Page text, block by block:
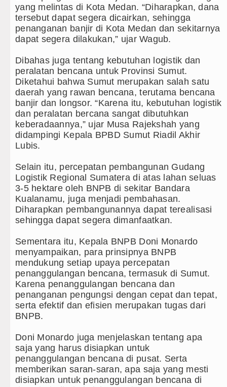
Risiko Tertular HIV/AIDS Melalui
Bertekad Pulang Mantan PM
yang melintas di Kota Medan. “Diharapkan, dana
tersebut dapat segera dicairkan, sehingga
penanganan banjir di Kota Medan dan sekitarnya
dapat segera dilakukan,” ujar Wagub.
Dibahas juga tentang kebutuhan logistik dan
peralatan bencana untuk Provinsi Sumut.
Diketahui bahwa Sumut merupakan salah satu
daerah yang rawan bencana, terutama bencana
banjir dan longsor. “Karena itu, kebutuhan logistik
dan peralatan bercana sangat dibutuhkan
keberadaannya,” ujar Musa Rajekshah yang
didampingi Kepala BPBD Sumut Riadil Akhir
Lubis.
Selain itu, percepatan pembangunan Gudang
Logistik Regional Sumatera di atas lahan seluas
3-5 hektare oleh BNPB di sekitar Bandara
Kualanamu, juga menjadi pembahasan.
Diharapkan pembangunannya dapat terealisasi
sehingga dapat segera dimanfaatkan.
Sementara itu, Kepala BNPB Doni Monardo
menyampaikan, para prinsipnya BNPB
mendukung setiap upaya percepatan
penanggulangan bencana, termasuk di Sumut.
Karena penanggulangan bencana dan
penanganan pengungsi dengan cepat dan tepat,
serta efektif dan efisien merupakan tugas dari
BNPB.
Doni Monardo juga menjelaskan tentang apa
saja yang harus disiapkan untuk
penanggulangan bencana di pusat. Serta
memberikan saran-saran, apa saja yang mesti
disiapkan untuk penanggulangan bencana di